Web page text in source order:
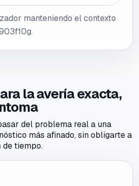
manteniendo el contexto
la avería exacta,
del problema real a una
más afinado, sin obligarte a
de tiempo.